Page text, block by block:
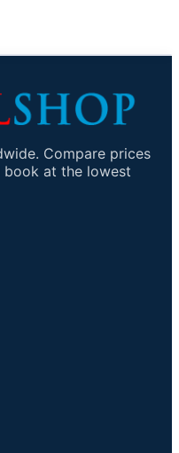
Compare prices
book at the lowest